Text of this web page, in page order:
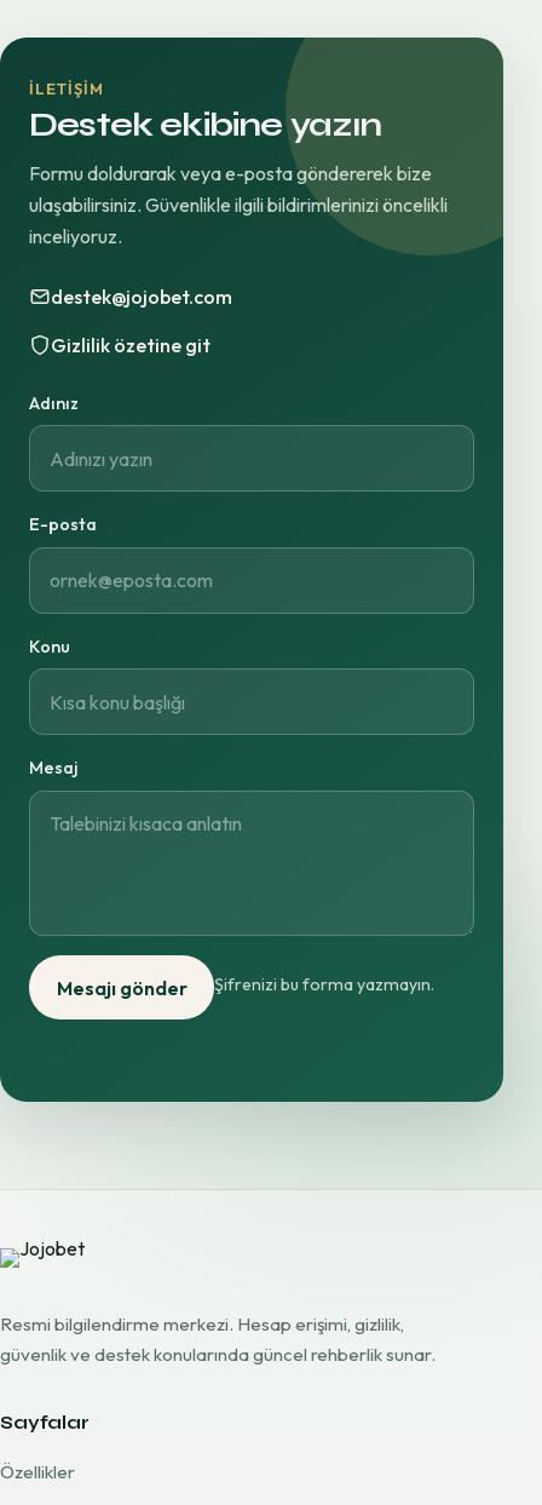
İLETIŞIM
Destek ekibine yazın
Formu doldurarak veya e-posta göndererek bize
ulaşabilirsiniz. Güvenlikle ilgili bildirimlerinizi öncelikli
inceliyoruz.
destek@jojobet.com
Gizlilik özetine git
Adınız
E-posta
Konu
Mesaj
Mesajı gönder Şifrenizi bu forma yazmayın.
Resmi bilgilendirme merkezi. Hesap erişimi, gizlilik,
güvenlik ve destek konularında güncel rehberlik sunar.
Sayfalar
Özellikler